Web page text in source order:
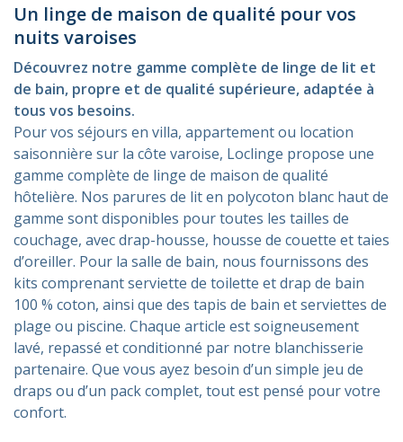
Un linge de maison de qualité pour vos
nuits varoises
Découvrez notre gamme complète de linge de lit et
de bain, propre et de qualité supérieure, adaptée à
tous vos besoins.
Pour vos séjours en villa, appartement ou location
saisonnière sur la côte varoise, Loclinge propose une
gamme complète de linge de maison de qualité
hôtelière. Nos parures de lit en polycoton blanc haut de
gamme sont disponibles pour toutes les tailles de
couchage, avec drap-housse, housse de couette et taies
d’oreiller. Pour la salle de bain, nous fournissons des
kits comprenant serviette de toilette et drap de bain
100 % coton, ainsi que des tapis de bain et serviettes de
plage ou piscine. Chaque article est soigneusement
lavé, repassé et conditionné par notre blanchisserie
partenaire. Que vous ayez besoin d’un simple jeu de
draps ou d’un pack complet, tout est pensé pour votre
confort.